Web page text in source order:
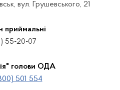
вул. Грушевського, 21
приймальні
55-20-07
голови ОДА
501 554